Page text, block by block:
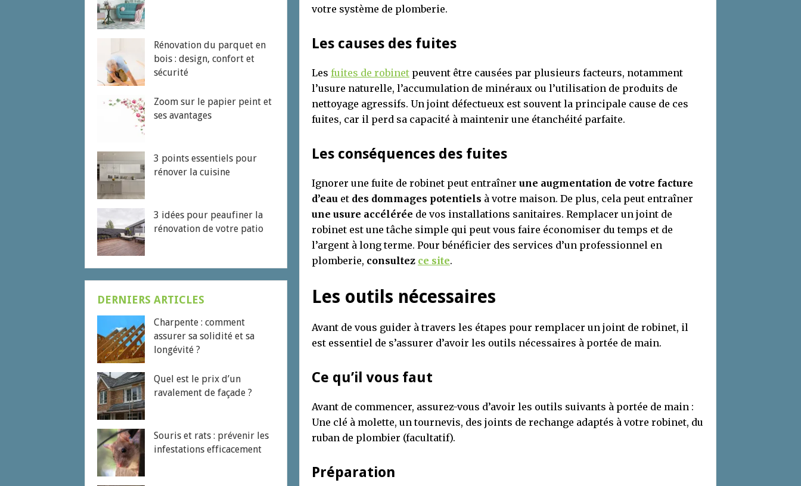
votre système de plomberie.
Les causes des fuites
Les fuites de robinet peuvent être causées par plusieurs facteurs, notamment
l’usure naturelle, l’accumulation de minéraux ou l’utilisation de produits de
nettoyage agressifs. Un joint défectueux est souvent la principale cause de ces
fuites, car il perd sa capacité à maintenir une étanchéité parfaite.
Les conséquences des fuites
Ignorer une fuite de robinet peut entraîner une augmentation de votre facture
d’eau et des dommages potentiels à votre maison. De plus, cela peut entraîner
une usure accélérée de vos installations sanitaires. Remplacer un joint de
robinet est une tâche simple qui peut vous faire économiser du temps et de
l’argent à long terme. Pour bénéficier des services d’un professionnel en
plomberie, consultez ce site.
Les outils nécessaires
Avant de vous guider à travers les étapes pour remplacer un joint de robinet, il
est essentiel de s’assurer d’avoir les outils nécessaires à portée de main.
Ce qu’il vous faut
Avant de commencer, assurez-vous d’avoir les outils suivants à portée de main :
Une clé à molette, un tournevis, des joints de rechange adaptés à votre robinet, du
ruban de plombier (facultatif).
Préparation
Rénovation du parquet en
bois : design, confort et
sécurité
Zoom sur le papier peint et
ses avantages
3 points essentiels pour
rénover la cuisine
3 idées pour peaufiner la
rénovation de votre patio
DERNIERS ARTICLES
Charpente : comment
assurer sa solidité et sa
longévité ?
Quel est le prix d’un
ravalement de façade ?
Souris et rats : prévenir les
infestations efficacement